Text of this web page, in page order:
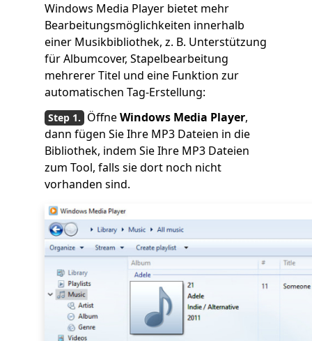
Windows Media Player bietet mehr
Bearbeitungsmöglichkeiten innerhalb
einer Musikbibliothek, z. B. Unterstützung
für Albumcover, Stapelbearbeitung
mehrerer Titel und eine Funktion zur
automatischen Tag-Erstellung:
ÖffneWindows Media Player,
dann fügen Sie Ihre MP3 Dateien in die
Bibliothek, indem Sie Ihre MP3 Dateien
zum Tool, falls sie dort noch nicht
vorhanden sind.